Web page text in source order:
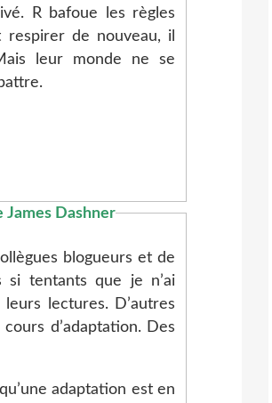
R bafoue les règles
de nouveau, il
leur monde ne se
blogueurs et de
si tentants que je n’ai
lectures. D’autres
d’adaptation. Des
adaptation est en